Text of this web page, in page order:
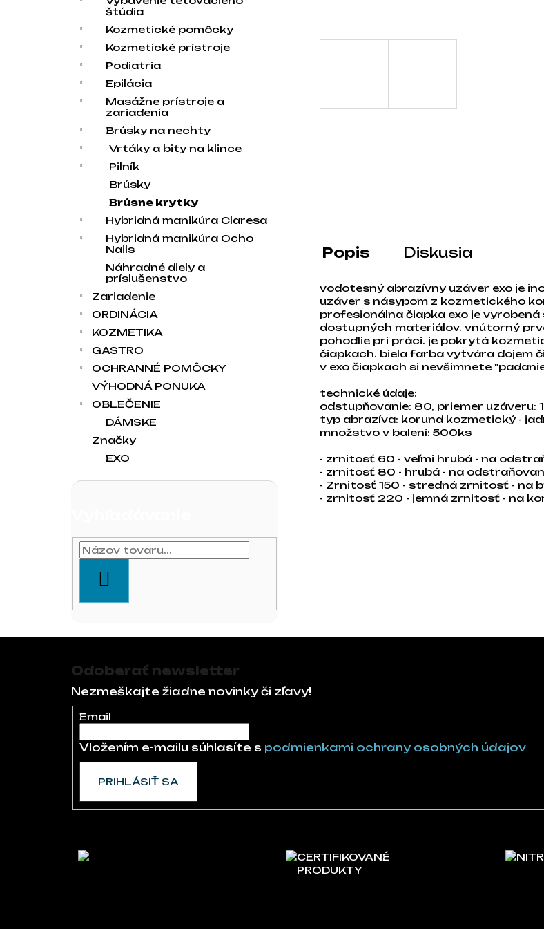
štúdia
Kozmetické pomôcky
Kozmetické prístroje
Podiatria
Epilácia
Masážne prístroje a
zariadenia
Brúsky na nechty
Vrtáky a bity na klince
Pilník
Brúsky
Brúsne krytky
Hybridná manikúra Claresa
Hybridná manikúra Ocho
Nails
Náhradné diely a
príslušenstvo
Zariadenie
ORDINÁCIA
KOZMETIKA
GASTRO
OCHRANNÉ POMÔCKY
VÝHODNÁ PONUKA
OBLEČENIE
DÁMSKE
Značky
EXO
Popis Diskusia
vodotesný abrazívny uzáver exo je
uzáver s násypom z kozmetického
profesionálna čiapka exo je
dostupných materiálov. vnútorný
pohodlie pri práci. je pokrytá
čiapkach. biela farba vytvára dojem
v exo čiapkach si nevšimnete
technické údaje:
odstupňovanie: 80, priemer uzáveru:
typ abrazíva: korund kozmetický -
množstvo v balení: 500ks
- zrnitosť 60 - veľmi hrubá - na
- zrnitosť 80 - hrubá - na
- Zrnitosť 150 - stredná zrnitosť - na
- zrnitosť 220 - jemná zrnitosť - na
Odoberať newsletter
Nezmeškajte žiadne novinky či zľavy!
Email
Vložením e-mailu súhlasíte s podmienkami ochrany osobných údajov
PRIHLÁSIŤ SA
CERTIFIKOVANÉ
PRODUKTY